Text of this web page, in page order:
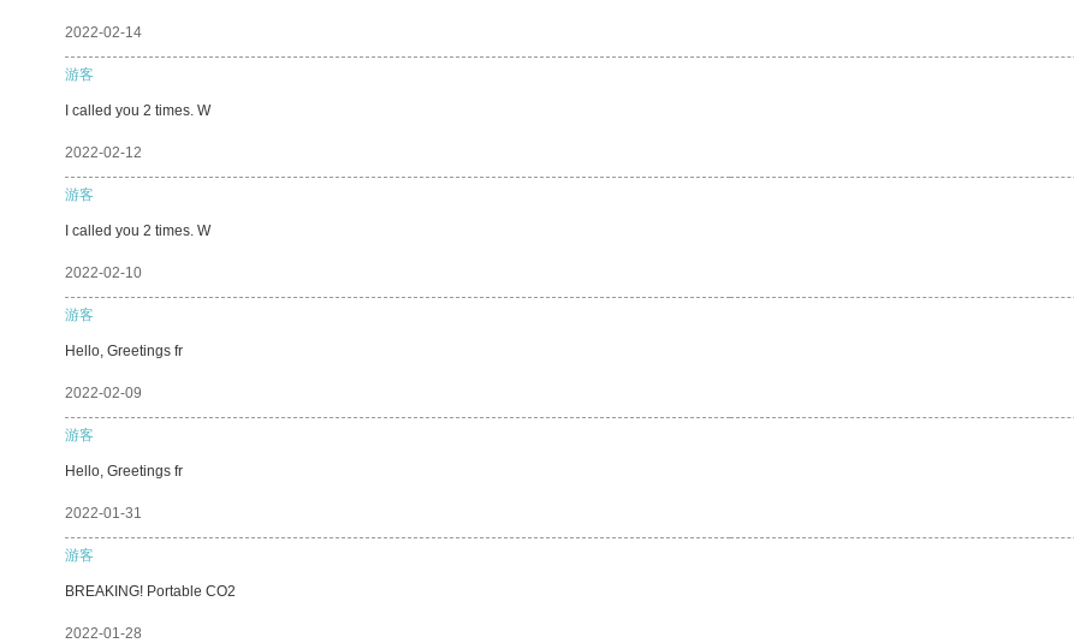
2022-02-14
游客
I called you 2 times. W
2022-02-12
游客
I called you 2 times. W
2022-02-10
游客
Hello, Greetings fr
2022-02-09
游客
Hello, Greetings fr
2022-01-31
游客
BREAKING! Portable CO2
2022-01-28